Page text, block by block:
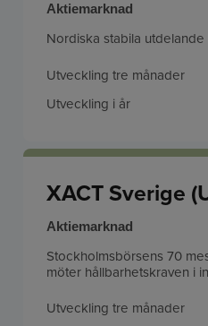
Aktiemarknad
Nordiska stabila
Utveckling tre månader
Utveckling i år
XACT Sverige
Aktiemarknad
Stockholmsbörsens 70
möter hållbarhetskraven i
Utveckling tre månader